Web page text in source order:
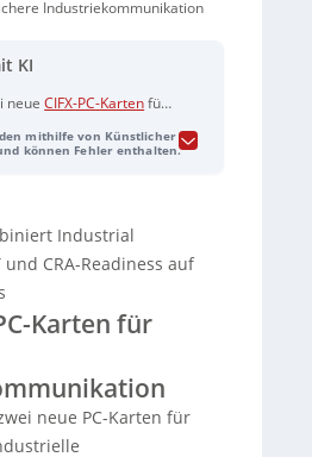
Industriekommunikation
KI
neueCIFX-PC-Kartenfür
vor: dieCIFX
älterer
Karten (z. B.CIFX50RE)
und Flexibilität
Ethernet- und IIoT-
EtherCAT,
TCP, CC-Link IE Field
sowie OPC UA
mithilfe von Künstlicher
können Fehler enthalten.
Industrial
und CRA-Readiness auf
Karten für
neue PC-Karten für